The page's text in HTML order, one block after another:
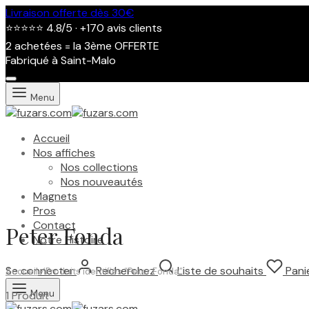
Livraison offerte dès 30€
⭐⭐⭐⭐⭐ 4.8/5 · +170 avis clients
2 achetées = la 3ème OFFERTE
Fabriqué à Saint-Malo
Menu
Accueil
Nos affiches
Nos collections
Nos nouveautés
Magnets
Pros
Contact
Notre Histoire
Se connecter Recherchez Liste de souhaits
Menu
Peter Fonda
Accueil/Produits identifiés “Peter Fonda”
1 Produit